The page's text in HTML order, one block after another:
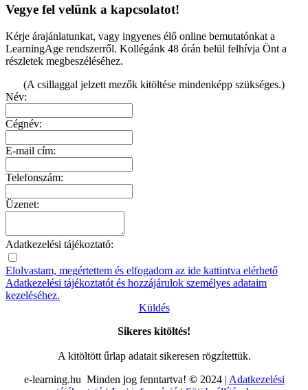
Vegye fel velünk a kapcsolatot!
Kérje árajánlatunkat, vagy ingyenes élő online bemutatónkat a
LearningAge rendszerről. Kollégánk 48 órán belül felhívja Önt a
részletek megbeszéléséhez.
(A csillaggal jelzett mezők kitöltése mindenképp szükséges.)
Név:
Cégnév:
E-mail cím:
Telefonszám:
Üzenet:
Adatkezelési tájékoztató:
Elolvastam, megértettem és elfogadom az ide kattintva elérhető
Adatkezelési tájékoztatót és hozzájárulok személyes adataim
kezeléséhez.
Küldés
Sikeres kitöltés!
A kitöltött űrlap adatait sikeresen rögzítettük.
e-learning.hu Minden jog fenntartva! © 2024 | Adatkezelési